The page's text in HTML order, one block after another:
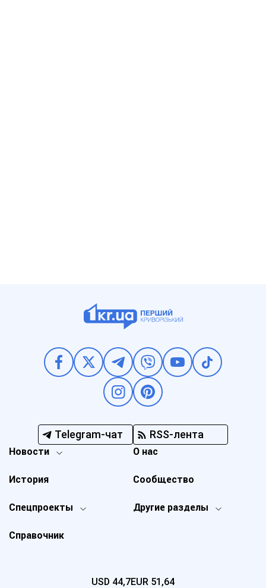
Telegram-чат RSS-лента
Новости
Спецпроекты Другие разделы
История
О нас
Справочник
Сообщество
USD 44,7EUR 51,64